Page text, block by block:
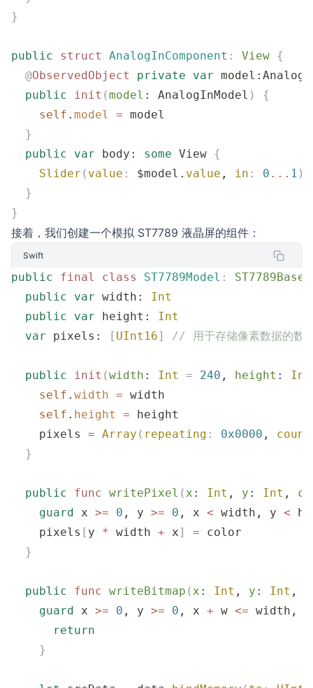
}
public struct AnalogInComponent : View {
  @
ObservedObject private var
  public
init (model : AnalogInModel )
{
    self
. model = model
  }
  public
var body: some View {
    Slider
( value : $model. value , in : 0 ... 1 )
  }
}
接着，我们创建一个模拟 ST7789 液晶屏的组件：
Swift
public final class ST7789Model : ST7789Base
  public
var width: Int
  public
var height: Int
  var
pixels: [ UInt16] // 用于存储像素数据的数
  public
init (width : Int = 240 , height : Int
    self
. width = width
    self
. height = height
    pixels
= Array ( repeating : 0x0000 , count
  }
  public
func writePixel ( x : Int , y : Int ,
    guard
x >= 0 , y >= 0 , x < width, y <
    pixels
[ y * width + x] = color
  }
  public
func writeBitmap ( x : Int , y : Int ,
    guard
x >= 0 , y >= 0 , x + w <= width,
      return
    }